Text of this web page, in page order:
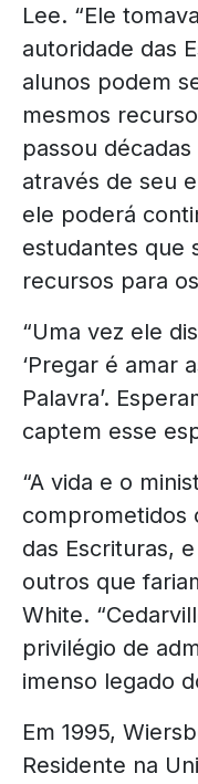
Lee. “Ele
autoridade das
alunos podem
mesmos
passou
através de seu
ele poderá
estudantes que
recursos para
“Uma vez ele
‘Pregar é amar
Palavra’.
captem esse
“A vida e o
comprometidos
das Escrituras,
outros que
White.
privilégio de
imenso legado
Em 1995,
Residente na